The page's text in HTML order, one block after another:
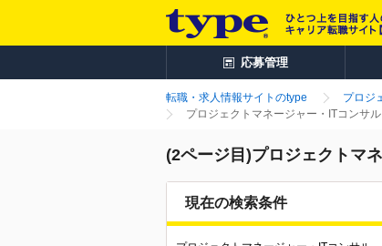
応募管理
転職・求人情報サイトのtype プロジ
プロジェクトマネージャー・ITコンサ
(2ページ目)プロジェクトマ
現在の検索条件